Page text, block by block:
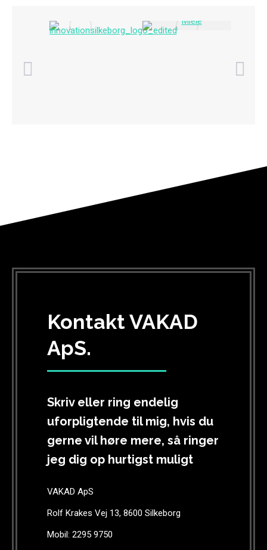
Kontakt VAKAD
ApS.
Skriv eller ring endelig
uforpligtende til mig, hvis du
gerne vil høre mere, så ringer
jeg dig op hurtigst muligt
VAKAD ApS
Rolf Krakes Vej 13, 8600 Silkeborg
Mobil: 2295 9750